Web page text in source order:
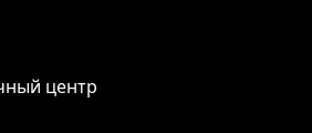
центр